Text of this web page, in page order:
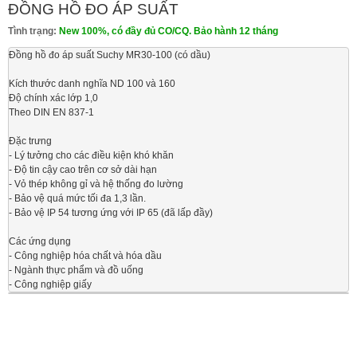
ĐỒNG HỒ ĐO ÁP SUẤT
Tình trạng: New 100%, có đầy đủ CO/CQ. Bảo hành 12 tháng
Đồng hồ đo áp suất Suchy MR30-100 (có dầu)
Kích thước danh nghĩa ND 100 và 160
Độ chính xác lớp 1,0
Theo DIN EN 837-1
Đặc trưng
- Lý tưởng cho các điều kiện khó khăn
- Độ tin cậy cao trên cơ sở dài hạn
- Vỏ thép không gỉ và hệ thống đo lường
- Bảo vệ quá mức tối đa 1,3 lần.
- Bảo vệ IP 54 tương ứng với IP 65 (đã lấp đầy)
Các ứng dụng
- Công nghiệp hóa chất và hóa dầu
- Ngành thực phẩm và đồ uống
- Công nghiệp giấy